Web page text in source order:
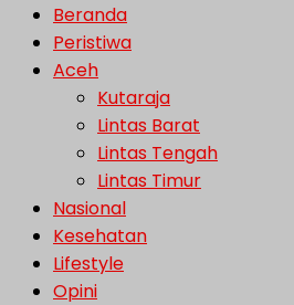
Beranda
Peristiwa
Aceh
Kutaraja
Lintas Barat
Lintas Tengah
Lintas Timur
Nasional
Kesehatan
Lifestyle
Opini